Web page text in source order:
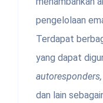
pengelolaan
Terdapat
yang dapat
dan lain